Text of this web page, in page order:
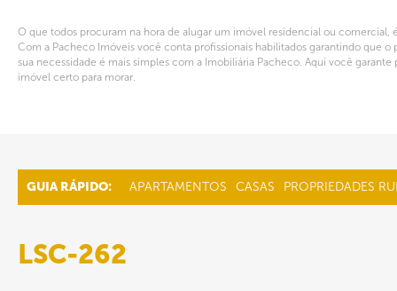
O que todos procuram na hora de alugar um imóvel residencial ou
Com a Pacheco Imóveis você conta profissionais habilitados garantindo que
sua necessidade é mais simples com a Imobiliária Pacheco. Aqui você
imóvel certo para morar.
GUIA RÁPIDO: APARTAMENTOS CASAS PROPRIEDADES
LSC-262